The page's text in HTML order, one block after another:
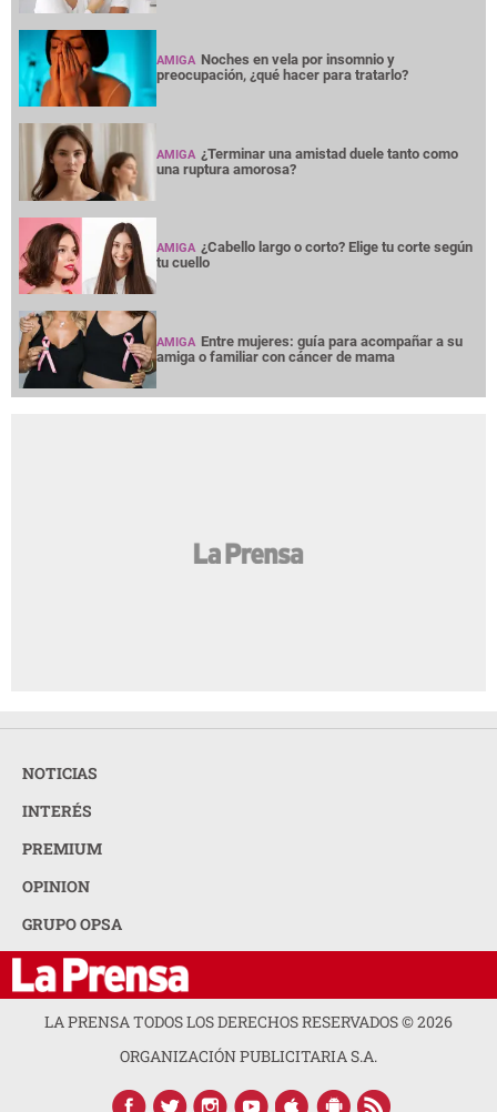
AMIGA Noches en vela por insomnio y
preocupación, ¿qué hacer para tratarlo?
AMIGA ¿Terminar una amistad duele tanto como
una ruptura amorosa?
AMIGA ¿Cabello largo o corto? Elige tu corte según
tu cuello
AMIGA Entre mujeres: guía para acompañar a su
amiga o familiar con cáncer de mama
NOTICIAS
INTERÉS
PREMIUM
OPINION
GRUPO OPSA
LA PRENSA TODOS LOS DERECHOS RESERVADOS ©2026
ORGANIZACIÓN PUBLICITARIA S.A.